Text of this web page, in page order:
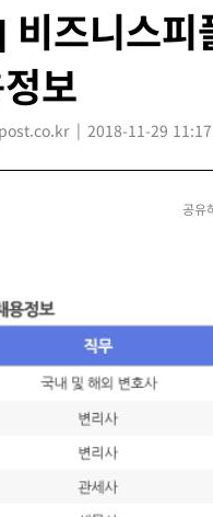
즈니스
보
2018-11-29
공유